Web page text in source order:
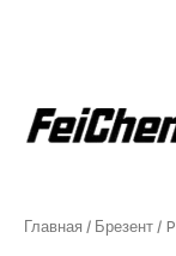
Главная / Брезент/